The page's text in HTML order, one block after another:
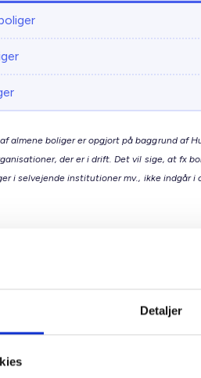
Detaljer
almene boliger er opgjort på baggrund af
der er i drift. Det vil sige, at fx
i selvejende institutioner mv., ikke indgår i
fx:
til en ny kommune.